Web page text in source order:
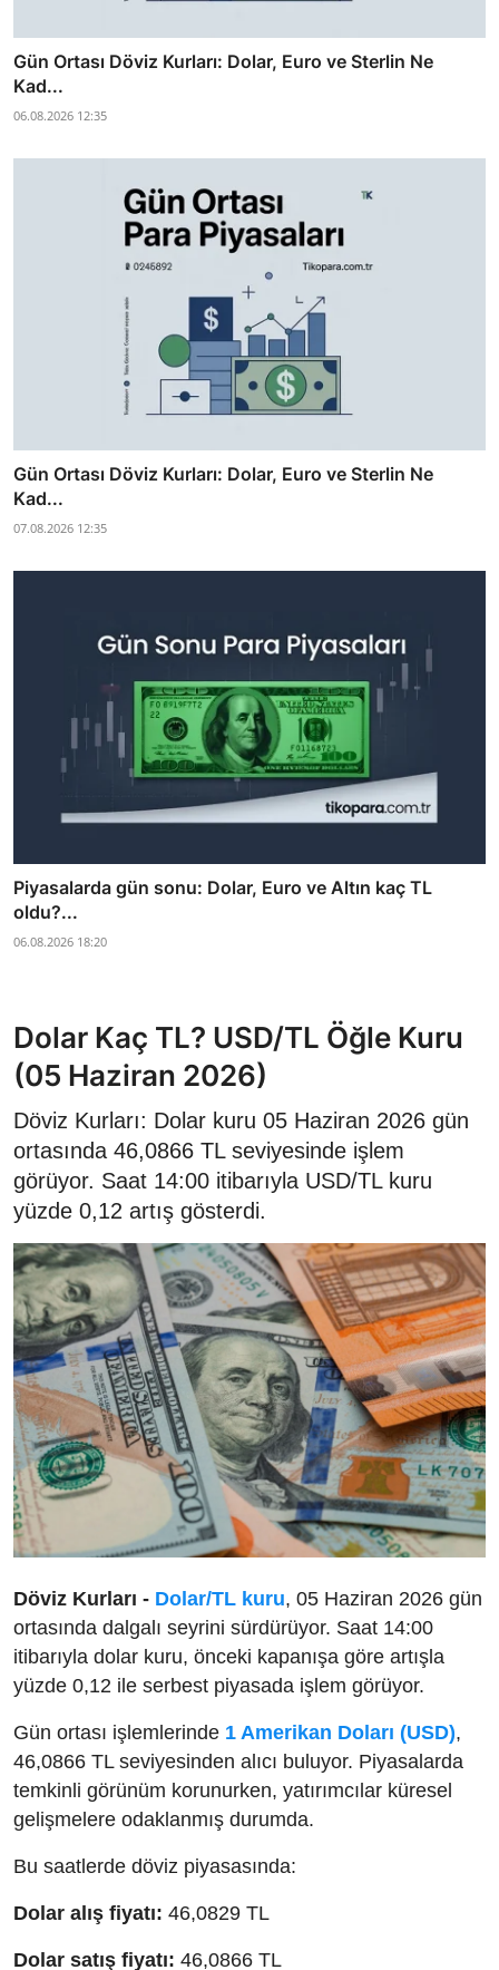
Gün Ortası Döviz Kurları: Dolar, Euro ve Sterlin Ne
Kad...
06.08.2026 12:35
Gün Ortası Döviz Kurları: Dolar, Euro ve Sterlin Ne
Kad...
07.08.2026 12:35
Piyasalarda gün sonu: Dolar, Euro ve Altın kaç TL
oldu?...
06.08.2026 18:20
Dolar Kaç TL? USD/TL Öğle Kuru
(05 Haziran 2026)
Döviz Kurları: Dolar kuru 05 Haziran 2026 gün
ortasında 46,0866 TL seviyesinde işlem
görüyor. Saat 14:00 itibarıyla USD/TL kuru
yüzde 0,12 artış gösterdi.
Döviz Kurları - Dolar/TL kuru, 05 Haziran 2026 gün
ortasında dalgalı seyrini sürdürüyor. Saat 14:00
itibarıyla dolar kuru, önceki kapanışa göre artışla
yüzde 0,12 ile serbest piyasada işlem görüyor.
Gün ortası işlemlerinde 1 Amerikan Doları (USD),
46,0866 TL seviyesinden alıcı buluyor. Piyasalarda
temkinli görünüm korunurken, yatırımcılar küresel
gelişmelere odaklanmış durumda.
Bu saatlerde döviz piyasasında:
Dolar alış fiyatı: 46,0829 TL
Dolar satış fiyatı: 46,0866 TL